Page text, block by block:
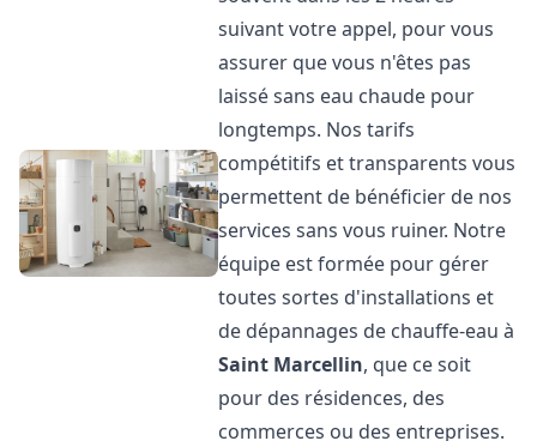
suivant votre appel, pour vous
assurer que vous n'êtes pas
laissé sans eau chaude pour
longtemps. Nos tarifs
compétitifs et transparents vous
permettent de bénéficier de nos
services sans vous ruiner. Notre
équipe est formée pour gérer
toutes sortes d'installations et
de dépannages de chauffe-eau à
Saint Marcellin, que ce soit
pour des résidences, des
commerces ou des entreprises.